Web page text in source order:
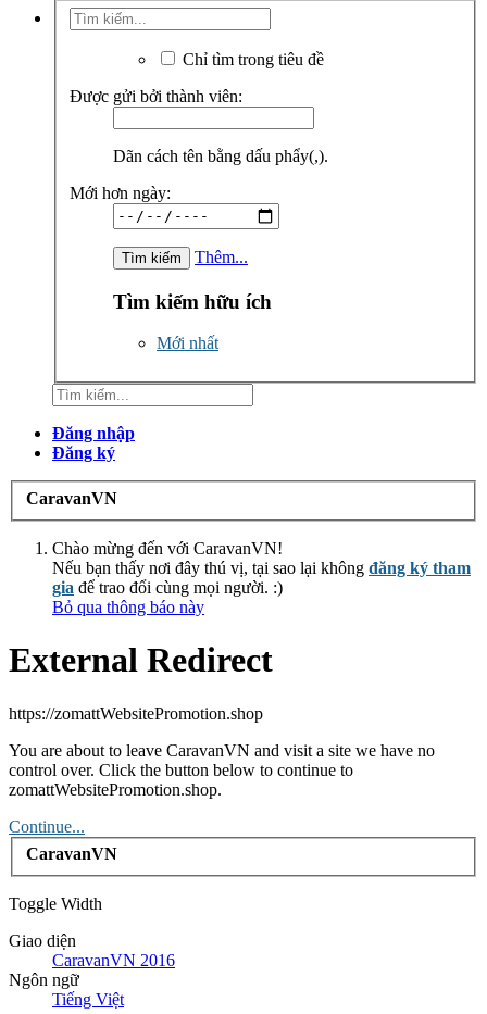
Chỉ tìm trong tiêu đề
Được gửi bởi thành viên:
Dãn cách tên bằng dấu phẩy(,).
Mới hơn ngày:
Thêm...
Tìm kiếm hữu ích
Mới nhất
Đăng nhập
Đăng ký
CaravanVN
Chào mừng đến với CaravanVN!
Nếu bạn thấy nơi đây thú vị, tại sao lại không đăng ký tham
gia để trao đổi cùng mọi người. :)
Bỏ qua thông báo này
External Redirect
https://zomattWebsitePromotion.shop
You are about to leave CaravanVN and visit a site we have no
control over. Click the button below to continue to
zomattWebsitePromotion.shop.
Continue...
CaravanVN
Toggle Width
Giao diện
CaravanVN 2016
Ngôn ngữ
Tiếng Việt